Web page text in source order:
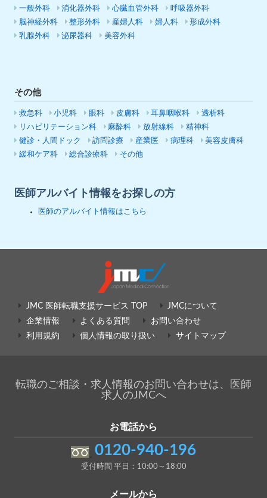
一般外科 消化器外科 心臓血管外科
呼吸器外科
脳神経外科
整形外科 産婦人科 婦人科
形成外科
乳腺外科
泌尿器科 美容外科
その他
救急科 小児科 眼科 皮膚科 耳鼻咽喉科
透析科
リハビリテーション科
麻酔科 放射線科
精神科
健診・人間ドック
訪問診療 産業医 病理科
美容皮膚科
緩和ケア科
総合診療科 その他
医師アルバイト情報をお探しの方
医師のアルバイト情報はこちら
JMC 医師転職支援サービス TOP
JMCについて
企業情報
よくある質問
お問い合わせ
利用規約
個人情報の取り扱い サイトマップ
転職のご相談・求人情報のお問い合わせは、医師
求人のJMCへ
お電話から
0120-940-196
受付時間 平日：10:00～18:00
メールから